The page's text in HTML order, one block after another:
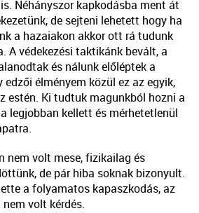
Néhányszor kapkodásba ment át
de sejteni lehetett hogy ha
a hazaiakon akkor ott rá tudunk
A védekezési taktikánk bevált, a
és nálunk előléptek a
edzői élményem közül ez az egyik,
estén. Ki tudtuk magunkból hozni a
legjobban kellett és mérhetetlenül
nem volt mese, fizikailag és
de pár hiba soknak bizonyult.
a folyamatos kapaszkodás, az
volt kérdés.